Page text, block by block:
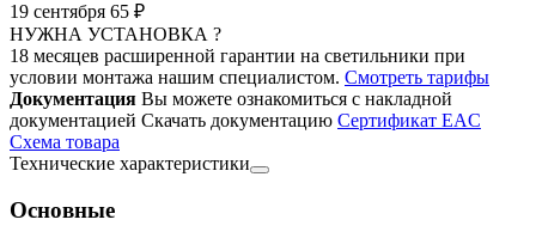
19 сентября 65 ₽
НУЖНА УСТАНОВКА ?
18 месяцев расширенной гарантии на светильники при
условии монтажа нашим специалистом. Смотреть тарифы
Документация Вы можете ознакомиться с накладной
документацией Скачать документацию Cертификат EAC
Cхема товара
Технические характеристики
Основные